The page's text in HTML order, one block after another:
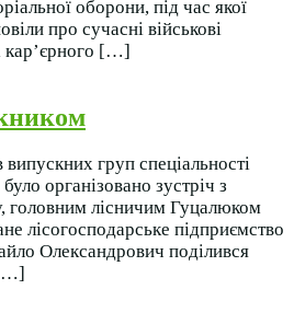
оборони, під час якої
про сучасні військові
кар’єрного […]
випускних груп спеціальності
організовано зустріч з
головним лісничим Гуцалюком
лісогосподарське підприємство
Олександрович поділився